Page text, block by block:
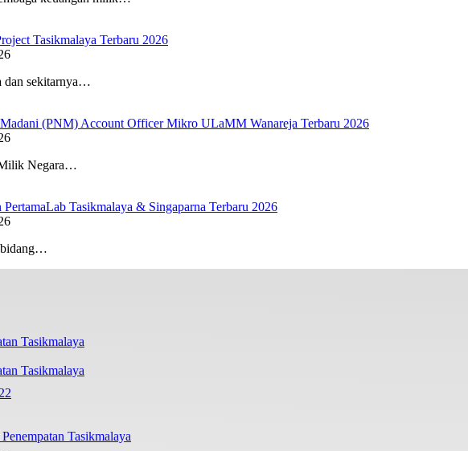
Tasikmalaya Terbaru 2026
dan sekitarnya…
(PNM) Account Officer Mikro ULaMM Wanareja Terbaru 2026
Milik Negara…
Tasikmalaya & Singaparna Terbaru 2026
bidang…
Tasikmalaya
Tasikmalaya